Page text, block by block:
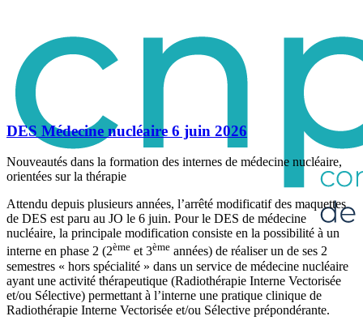
DES Médecine nucléaire 6 juin 2026
Nouveautés dans la formation des internes de médecine nucléaire,
orientées sur la thérapie
Attendu depuis plusieurs années, l’arrêté modificatif des maquettes
de DES est paru au JO le 6 juin. Pour le DES de médecine
nucléaire, la principale modification consiste en la possibilité à un
interne en phase 2 (2ème et 3ème années) de réaliser un de ses 2
semestres « hors spécialité » dans un service de médecine nucléaire
ayant une activité thérapeutique (Radiothérapie Interne Vectorisée
et/ou Sélective) permettant à l’interne une pratique clinique de
Radiothérapie Interne Vectorisée et/ou Sélective prépondérante.